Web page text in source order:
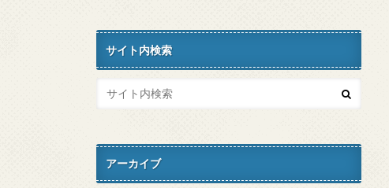
サイト内検索
アーカイブ